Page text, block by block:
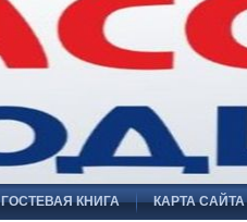
ГОСТЕВАЯ КНИГА
КАРТА САЙТА